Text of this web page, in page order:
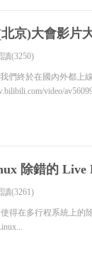
京)大會影片
讀(3250)
們終於在國內外都
video/
除錯的 Live
讀(3261)
得在多行程系統上的